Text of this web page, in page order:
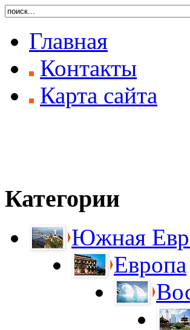
Главная
Контакты
Карта сайта
Категории
Южная
Европа